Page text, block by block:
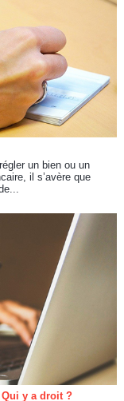
un bien ou un
il s’avère que
y a droit ?